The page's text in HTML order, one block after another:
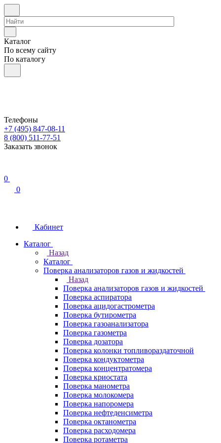
Каталог
По всему сайту
По каталогу
Телефоны
+7 (495) 847-08-11
8 (800) 511-77-51
Заказать звонок
0
0
Кабинет
Каталог
Назад
Каталог
Поверка анализаторов газов и жидкостей
Назад
Поверка анализаторов газов и жидкостей
Поверка аспиратора
Поверка ацидогастрометра
Поверка бутирометра
Поверка газоанализатора
Поверка газометра
Поверка дозатора
Поверка колонки топливораздаточной
Поверка кондуктометра
Поверка концентратомера
Поверка криостата
Поверка манометра
Поверка молокомера
Поверка напоромера
Поверка нефтеденсиметра
Поверка октанометра
Поверка расходомера
Поверка ротаметра